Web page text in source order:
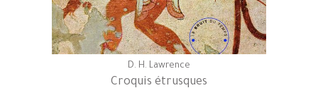
D. H. Lawrence
Croquis étrusques